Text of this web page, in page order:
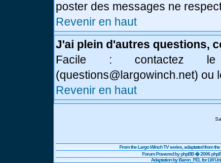
poster des messages ne
Revenir en haut
J'ai plein d'autres questions,
Facile : contactez
(questions@largowinch.net) ou
Revenir en haut
From theLargo WinchTV series, adaptated from
Forum Powered byphpBB� 2006
Adaptation by Baron_FEL for LW